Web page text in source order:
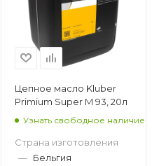
Цепное масло Kluber
Primium Super M 93, 20л
Узнать свободное наличие
Страна изготовления
— Бельгия